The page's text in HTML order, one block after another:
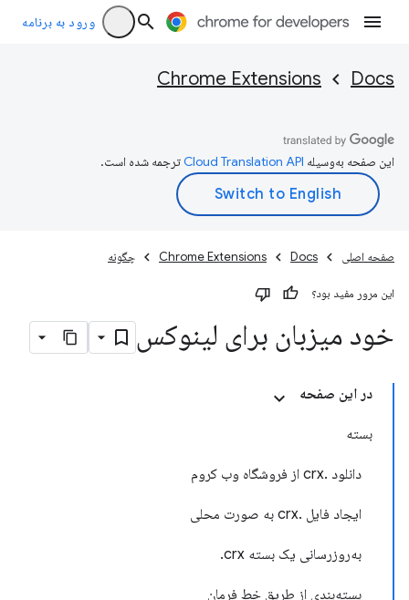
ورود به برنامه
Docs
Chrome Extensions
این صفحه به‌وسیله ترجمه شده است.
صفحه اصلی Docs
Chrome Extensions چگونه
این مرور مفید بود؟
خود میزبان برای لینوکس
در این صفحه
بسته
دانلود .crx از فروشگاه وب کروم
ایجاد فایل .crx به صورت محلی
به‌روزرسانی یک بسته ‎.crx‎
بسته‌بندی از طریق خط فرمان